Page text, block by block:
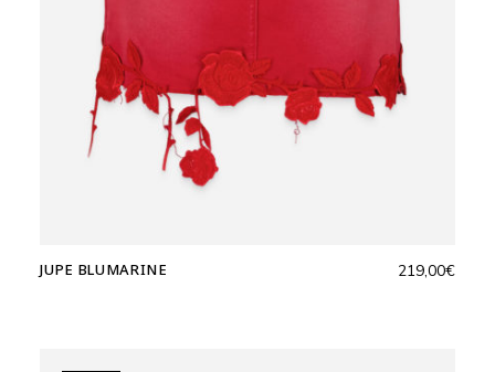
JUPE BLUMARINE 219,00€